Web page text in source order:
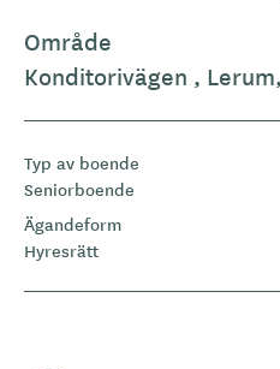
Område
Konditorivägen ,
Typ av boende
Seniorboende
Ägandeform
Hyresrätt